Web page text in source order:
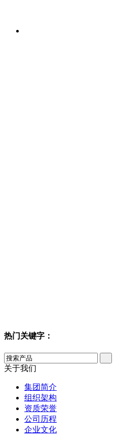
热门关键字：
关于我们
集团简介
组织架构
资质荣誉
公司历程
企业文化